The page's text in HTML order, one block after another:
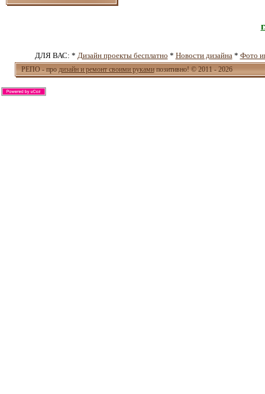
ДЛЯ ВАС: * Дизайн проекты бесплатно * Новости дизайна* Фото
РЕПО - продизайн и ремонт своими рукамипозитивно! © 2011 - 2026